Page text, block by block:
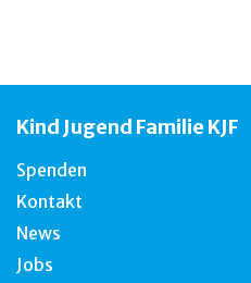
Kind Jugend Familie KJF
Spenden
Kontakt
News
Jobs